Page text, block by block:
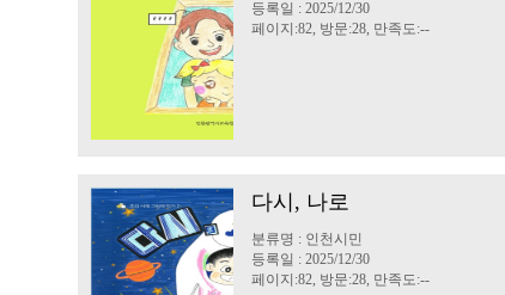
등록일 : 2025/12/30
페이지:82, 방문:28, 만족도:--
다시, 나로
분류명 : 인천시민
등록일 : 2025/12/30
페이지:82, 방문:28, 만족도:--